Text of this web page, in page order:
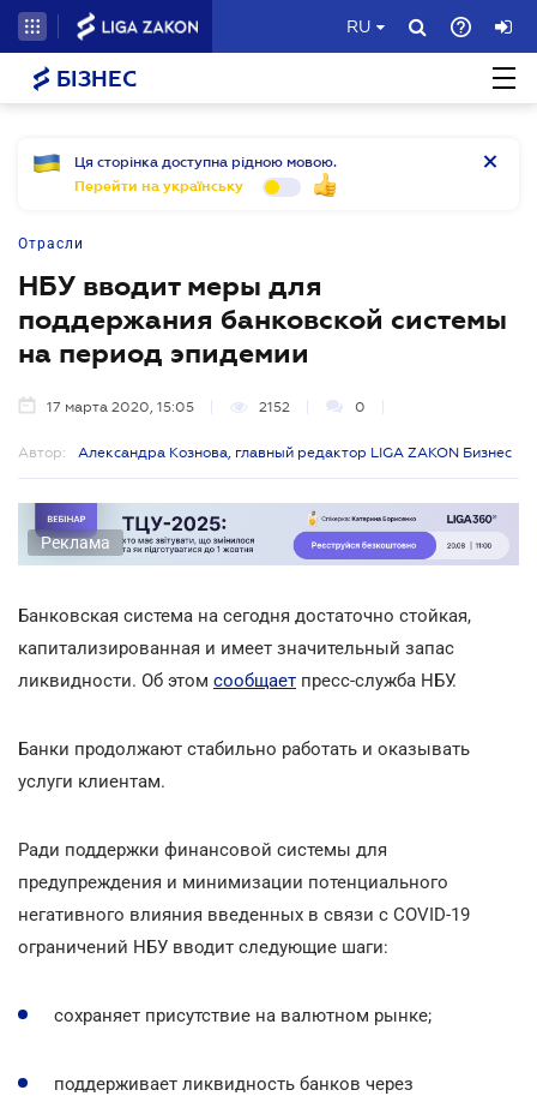
RU
БІЗНЕС
Ця сторінка доступна рідною мовою.
Перейти на українську
Отрасли
НБУ вводит меры для
поддержания банковской системы
на период эпидемии
17 марта 2020, 15:05 2152 0
Автор: Александра Кознова, главный редактор LIGA ZAKON Бизнес
Реклама
Банковская система на сегодня достаточно стойкая,
капитализированная и имеет значительный запас
ликвидности. Об этом сообщает пресс-служба НБУ.
Банки продолжают стабильно работать и оказывать
услуги клиентам.
Ради поддержки финансовой системы для
предупреждения и минимизации потенциального
негативного влияния введенных в связи с COVID-19
ограничений НБУ вводит следующие шаги:
сохраняет присутствие на валютном рынке;
поддерживает ликвидность банков через